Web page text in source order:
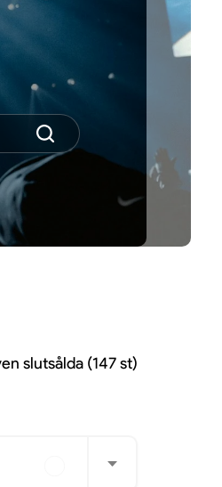
slutsålda (147 st)